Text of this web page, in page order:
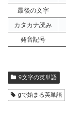
最後の文字
カタカナ読み
発音記号
9文字の英単語
gで始まる英単語